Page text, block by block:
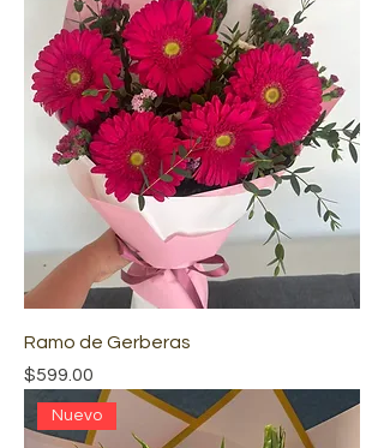
Ramo de Gerberas
Precio
$599.00
Nuevo